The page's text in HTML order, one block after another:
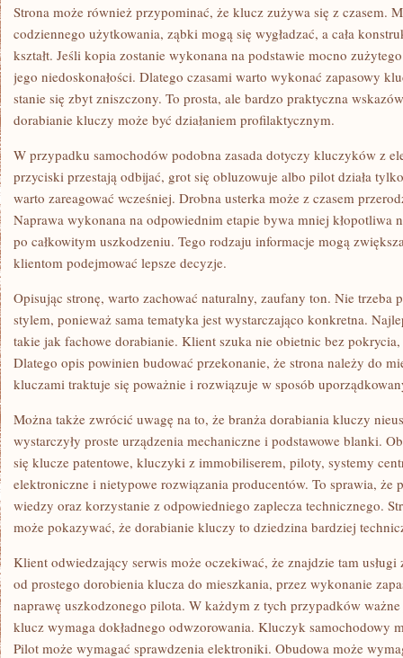
Strona może również przypominać, że klucz zużywa się z czasem.
codziennego użytkowania, ząbki mogą się wygładzać, a cała
kształt. Jeśli kopia zostanie wykonana na podstawie mocno
jego niedoskonałości. Dlatego czasami warto wykonać zapasowy
stanie się zbyt zniszczony. To prosta, ale bardzo praktyczna
dorabianie kluczy może być działaniem profilaktycznym.
W przypadku samochodów podobna zasada dotyczy kluczyków z
przyciski przestają odbijać, grot się obluzowuje albo pilot działa
warto zareagować wcześniej. Drobna usterka może z czasem
Naprawa wykonana na odpowiednim etapie bywa mniej kłopotliwa
po całkowitym uszkodzeniu. Tego rodzaju informacje mogą
klientom podejmować lepsze decyzje.
Opisując stronę, warto zachować naturalny, zaufany ton. Nie trzeba
stylem, ponieważ sama tematyka jest wystarczająco konkretna.
takie jak fachowe dorabianie. Klient szuka nie obietnic bez
Dlatego opis powinien budować przekonanie, że strona należy do
kluczami traktuje się poważnie i rozwiązuje w sposób
Można także zwrócić uwagę na to, że branża dorabiania kluczy
wystarczyły proste urządzenia mechaniczne i podstawowe blanki.
się klucze patentowe, kluczyki z immobiliserem, piloty, systemy
elektroniczne i nietypowe rozwiązania producentów. To sprawia, że
wiedzy oraz korzystanie z odpowiedniego zaplecza technicznego.
może pokazywać, że dorabianie kluczy to dziedzina bardziej
Klient odwiedzający serwis może oczekiwać, że znajdzie tam
od prostego dorobienia klucza do mieszkania, przez wykonanie
naprawę uszkodzonego pilota. W każdym z tych przypadków
klucz wymaga dokładnego odwzorowania. Kluczyk samochodowy
Pilot może wymagać sprawdzenia elektroniki. Obudowa może